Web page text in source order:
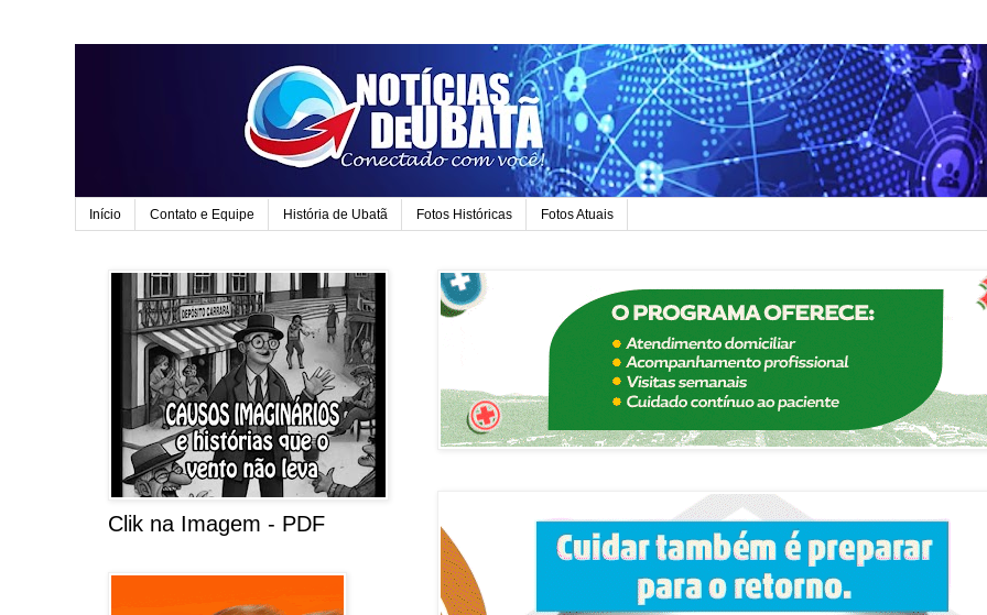
Início Contato e Equipe História de Ubatã Fotos Históricas Fotos Atuais
Clik na Imagem - PDF